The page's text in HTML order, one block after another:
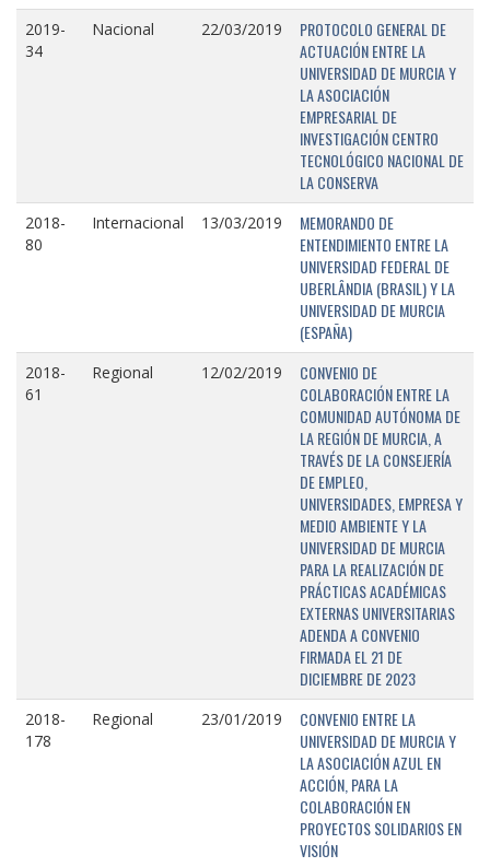
2019-
34
Nacional 22/03/2019
PROTOCOLO GENERAL DE
ACTUACIÓN ENTRE LA
UNIVERSIDAD DE MURCIA Y
LA ASOCIACIÓN
EMPRESARIAL DE
INVESTIGACIÓN CENTRO
TECNOLÓGICO NACIONAL DE
LA CONSERVA
2018-
80
Internacional 13/03/2019
MEMORANDO DE
ENTENDIMIENTO ENTRE LA
UNIVERSIDAD FEDERAL DE
UBERLÂNDIA (BRASIL) Y LA
UNIVERSIDAD DE MURCIA
(ESPAÑA)
2018-
61
Regional 12/02/2019
CONVENIO DE
COLABORACIÓN ENTRE LA
COMUNIDAD AUTÓNOMA DE
LA REGIÓN DE MURCIA, A
TRAVÉS DE LA CONSEJERÍA
DE EMPLEO,
UNIVERSIDADES, EMPRESA Y
MEDIO AMBIENTE Y LA
UNIVERSIDAD DE MURCIA
PARA LA REALIZACIÓN DE
PRÁCTICAS ACADÉMICAS
EXTERNAS UNIVERSITARIAS
ADENDA A CONVENIO
FIRMADA EL 21 DE
DICIEMBRE DE 2023
2018-
178
Regional 23/01/2019
CONVENIO ENTRE LA
UNIVERSIDAD DE MURCIA Y
LA ASOCIACIÓN AZUL EN
ACCIÓN, PARA LA
COLABORACIÓN EN
PROYECTOS SOLIDARIOS EN
VISIÓN